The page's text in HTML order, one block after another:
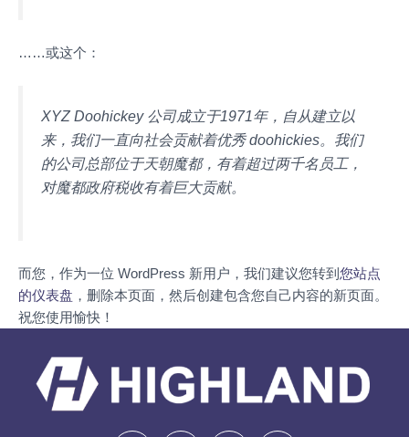
……或这个：
XYZ Doohickey 公司成立于1971年，自从建立以
来，我们一直向社会贡献着优秀 doohickies。我们
的公司总部位于天朝魔都，有着超过两千名员工，
对魔都政府税收有着巨大贡献。
而您，作为一位 WordPress 新用户，我们建议您转到 您站点
的仪表盘 ，删除本页面，然后创建包含您自己内容的新页面。
祝您使用愉快！